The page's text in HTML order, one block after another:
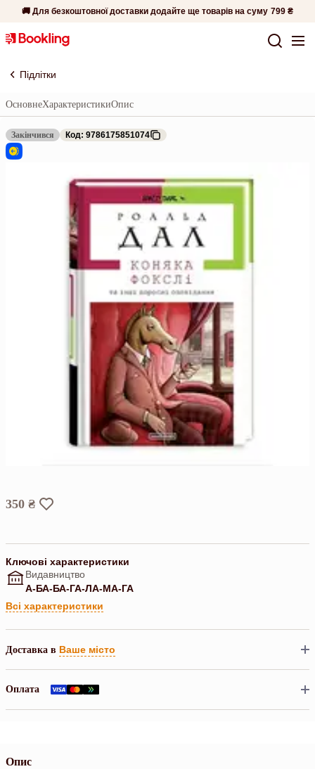
🚚 Для безкоштовної доставки додайте ще товарів на суму 799 ₴
Підлітки
ОсновнеХарактеристикиОпис
Закінчився Код: 9786175851074
350 ₴
Ключові характеристики
Видавництво
А-БА-БА-ГА-ЛА-МА-ГА
Всі характеристики
Доставка в Ваше місто
Оплата
Опис